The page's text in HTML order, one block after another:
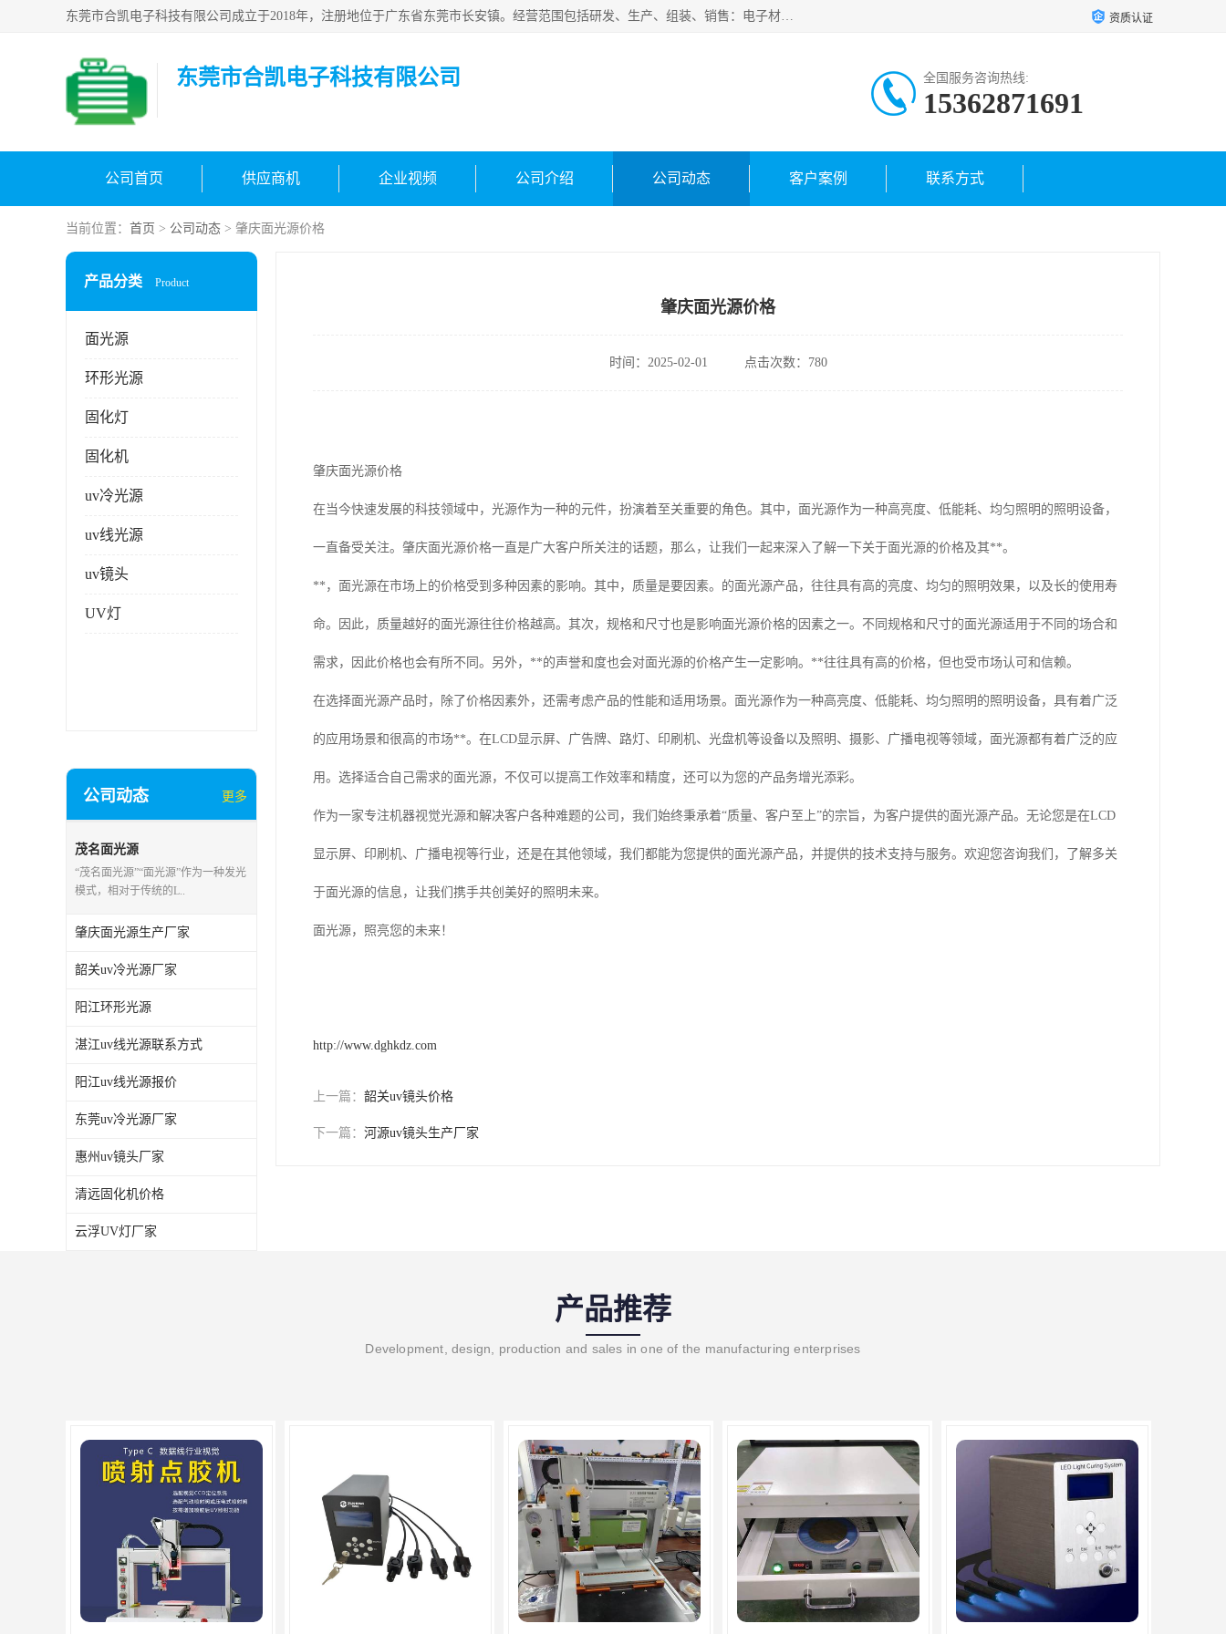
东莞市合凯电子科技有限公司成立于2018年，注册地位于广东省东莞市长安镇。经营范围包括研发、生产、组装、销售：电子材料、电子辅料、机器设备、自动化设备、光电设备、电子配件等，主要产品有：面光源、固化灯、固化机、冷光源uv、uv线光源、镜头uv。主营环形光源，条形光源等标准光源定制光源，其他!欢迎咨询! 资质认证
东莞市合凯电子科技有限公司 全国服务咨询热线:
15362871691
公司首页 供应商机 企业视频 公司介绍 公司动态 客户案例 联系方式
当前位置： 首页 > 公司动态 > 肇庆面光源价格
产品分类 Product
面光源
环形光源
固化灯
固化机
uv冷光源
uv线光源
uv镜头
UV灯
公司动态 更多
茂名面光源
“茂名面光源”“面光源”作为一种发光
模式，相对于传统的L..
肇庆面光源生产厂家
韶关uv冷光源厂家
阳江环形光源
湛江uv线光源联系方式
阳江uv线光源报价
东莞uv冷光源厂家
惠州uv镜头厂家
清远固化机价格
云浮UV灯厂家
肇庆面光源价格
时间：2025-02-01 点击次数：780
肇庆面光源价格
在当今快速发展的科技领域中，光源作为一种的元件，扮演着至关重要的角色。其中，面光源作为一种高亮度、低能耗、均匀照明的照明设备，
一直备受关注。肇庆面光源价格一直是广大客户所关注的话题，那么，让我们一起来深入了解一下关于面光源的价格及其**。
**，面光源在市场上的价格受到多种因素的影响。其中，质量是要因素。的面光源产品，往往具有高的亮度、均匀的照明效果，以及长的使用寿
命。因此，质量越好的面光源往往价格越高。其次，规格和尺寸也是影响面光源价格的因素之一。不同规格和尺寸的面光源适用于不同的场合和
需求，因此价格也会有所不同。另外，**的声誉和度也会对面光源的价格产生一定影响。**往往具有高的价格，但也受市场认可和信赖。
在选择面光源产品时，除了价格因素外，还需考虑产品的性能和适用场景。面光源作为一种高亮度、低能耗、均匀照明的照明设备，具有着广泛
的应用场景和很高的市场**。在LCD显示屏、广告牌、路灯、印刷机、光盘机等设备以及照明、摄影、广播电视等领域，面光源都有着广泛的应
用。选择适合自己需求的面光源，不仅可以提高工作效率和精度，还可以为您的产品务增光添彩。
作为一家专注机器视觉光源和解决客户各种难题的公司，我们始终秉承着“质量、客户至上”的宗旨，为客户提供的面光源产品。无论您是在LCD
显示屏、印刷机、广播电视等行业，还是在其他领域，我们都能为您提供的面光源产品，并提供的技术支持与服务。欢迎您咨询我们，了解多关
于面光源的信息，让我们携手共创美好的照明未来。
面光源，照亮您的未来！
http://www.dghkdz.com
上一篇： 韶关uv镜头价格
下一篇： 河源uv镜头生产厂家
产品推荐
Development, design, production and sales in one of the manufacturing enterprises